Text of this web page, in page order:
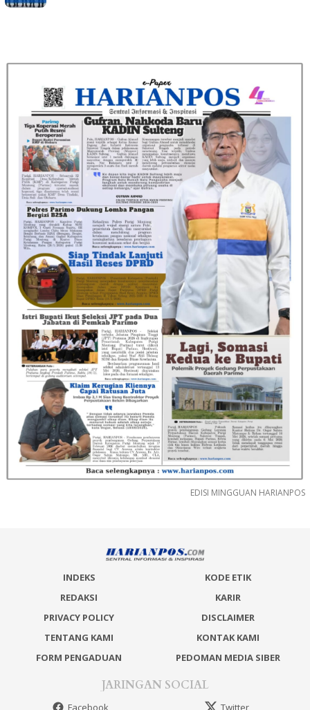
EDISI MINGGUAN HARIANPOS
INDEKS
KODE ETIK
REDAKSI
KARIR
PRIVACY POLICY
DISCLAIMER
TENTANG KAMI
KONTAK KAMI
FORM PENGADUAN
PEDOMAN MEDIA SIBER
JARINGAN SOCIAL
Facebook Twitter